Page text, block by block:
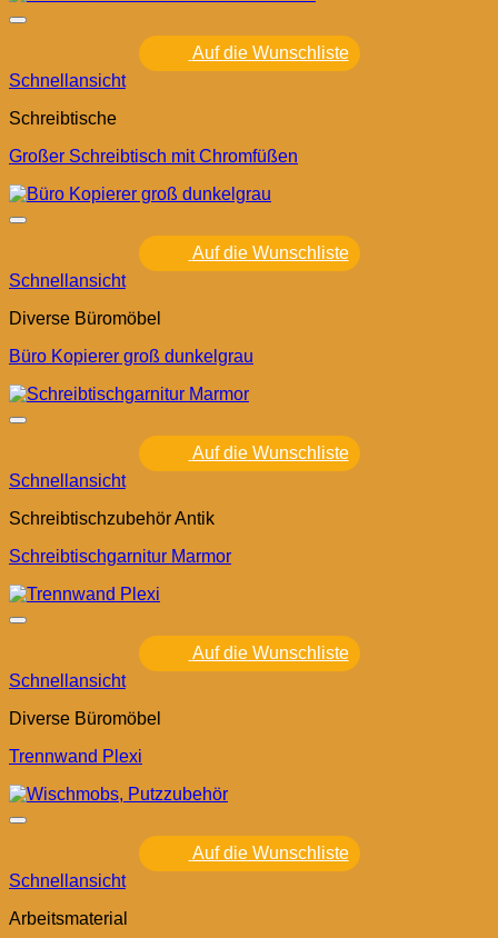
Auf die Wunschliste
Schnellansicht
Schreibtische
Großer Schreibtisch mit Chromfüßen
Auf die Wunschliste
Schnellansicht
Diverse Büromöbel
Büro Kopierer groß dunkelgrau
Auf die Wunschliste
Schnellansicht
Schreibtischzubehör Antik
Schreibtischgarnitur Marmor
Auf die Wunschliste
Schnellansicht
Diverse Büromöbel
Trennwand Plexi
Auf die Wunschliste
Schnellansicht
Arbeitsmaterial